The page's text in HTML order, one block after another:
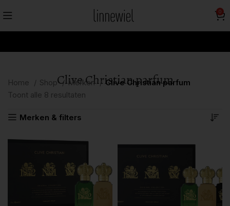
0
Clive Christian parfum
Home Shop Merken
Clive Christian parfum
Toont alle 8 resultaten
Merken & filters